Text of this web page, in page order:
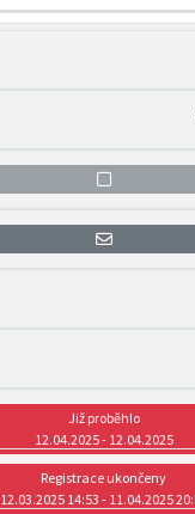
Přihlášení
Již proběhlo
12.04.2025 - 12.04.2025
Registrace ukončeny
12.03.2025 14:53 - 11.04.2025